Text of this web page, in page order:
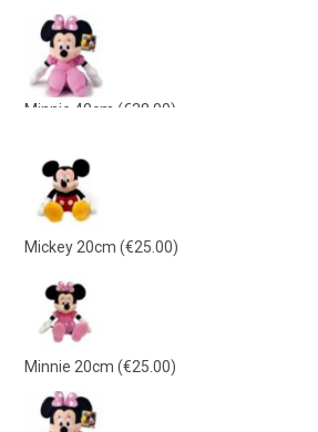
Minnie 40cm (€38.00)
Mickey 40cm
Γαλάζιο Λούτρινο 21εκ
Mickey 20cm (€25.00)
Minnie 20cm (€25.00)